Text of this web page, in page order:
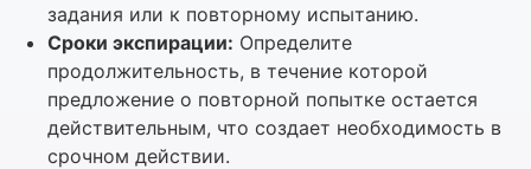
задания или к повторному испытанию.
Сроки экспирации: Определите
продолжительность, в течение которой
предложение о повторной попытке остается
действительным, что создает необходимость в
срочном действии.